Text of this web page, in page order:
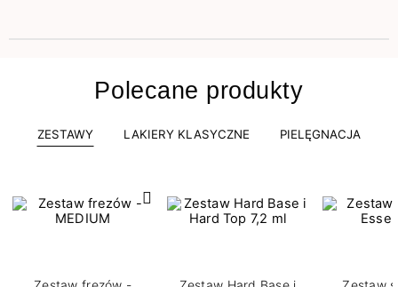
Polecane produkty
ZESTAWY LAKIERY KLASYCZNE PIELĘGNACJA